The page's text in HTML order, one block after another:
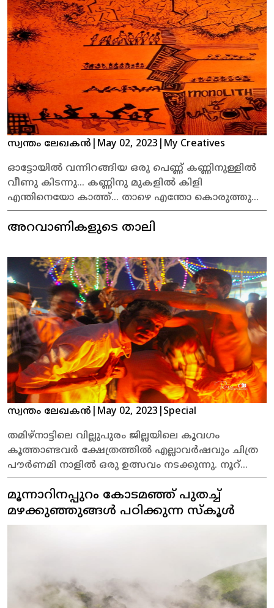
സ്വന്തം ലേഖകൻ May 02, 2023 My Creatives
ഓട്ടോയിൽ വന്നിറങ്ങിയ ഒരു പെണ്ണ് കണ്ണിനുള്ളിൽ
വീണു കിടന്നു… കണ്ണിനു മുകളിൽ കിളി
എന്തിനെയോ കാത്ത്‌… താഴെ എന്തോ കൊരുത്തു
ചൂണ്ടയിടുന്ന ഒരാൾ…
അറവാണികളുടെ താലി
സ്വന്തം ലേഖകൻ May 02, 2023 Special
തമിഴ്‍നാട്ടിലെ വില്ലുപുരം ജില്ലയിലെ കൂവഗം
കൂത്താണ്ടവര്‍ ക്ഷേത്രത്തില്‍ എല്ലാവര്‍ഷവും ചിത്ര
പൗര്‍ണമി നാളില്‍ ഒരു ഉത്സവം നടക്കുന്നു. നൂറ്
കണക്കിന് ട്രാന്‍സ്‍ജെന്‍ഡറുകളാണ് അന്ന് കൂവഗം
ഗ്രാമത്തില്‍ എത്തുക. ഒന്നേയുള്ളു അവര്‍ക്ക്
ആഗ്രഹം, അര്‍ജുനന്‍റെ മകന്‍ അറവാനെ വിവാഹം
കഴിക്കുക. ഒരു രാത്രിയാണ് വധുവാകാനുള്ള
വിധവകളാകും. മഞ്ഞളും നിലാവും അറവാണികള്‍
അണിയുന്ന ചിത്ര പൗര്‍ണമി നാളിനെ ഫോട്ടോഗ്രഫര്‍
മൂന്നാറിനപ്പുറം കോടമഞ്ഞ് പുതച്ച്
മഴക്കുഞ്ഞുങ്ങള്‍ പഠിക്കുന്ന സ്കൂള്‍